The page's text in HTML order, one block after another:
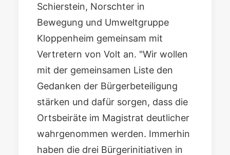
Schierstein, Norschter in
Bewegung und Umweltgruppe
Kloppenheim gemeinsam mit
Vertretern von Volt an. "Wir wollen
mit der gemeinsamen Liste den
Gedanken der Bürgerbeteiligung
stärken und dafür sorgen, dass die
Ortsbeiräte im Magistrat deutlicher
wahrgenommen werden. Immerhin
haben die drei Bürgerinitiativen in